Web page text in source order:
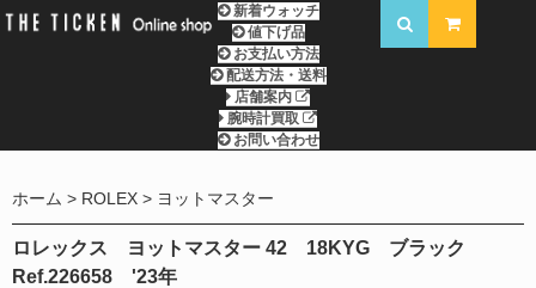
新着ウォッチ
値下げ品
お支払い方法
配送方法・送料
店舗案内
腕時計買取
お問い合わせ
ホーム ROLEX ヨットマスター
ロレックス ヨットマスター 42 18KYG ブラック
Ref.226658 '23年